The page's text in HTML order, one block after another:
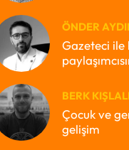
ÖNDER
Gazeteci ile
BERK KIŞLALI
Çocuk ve
gelişim